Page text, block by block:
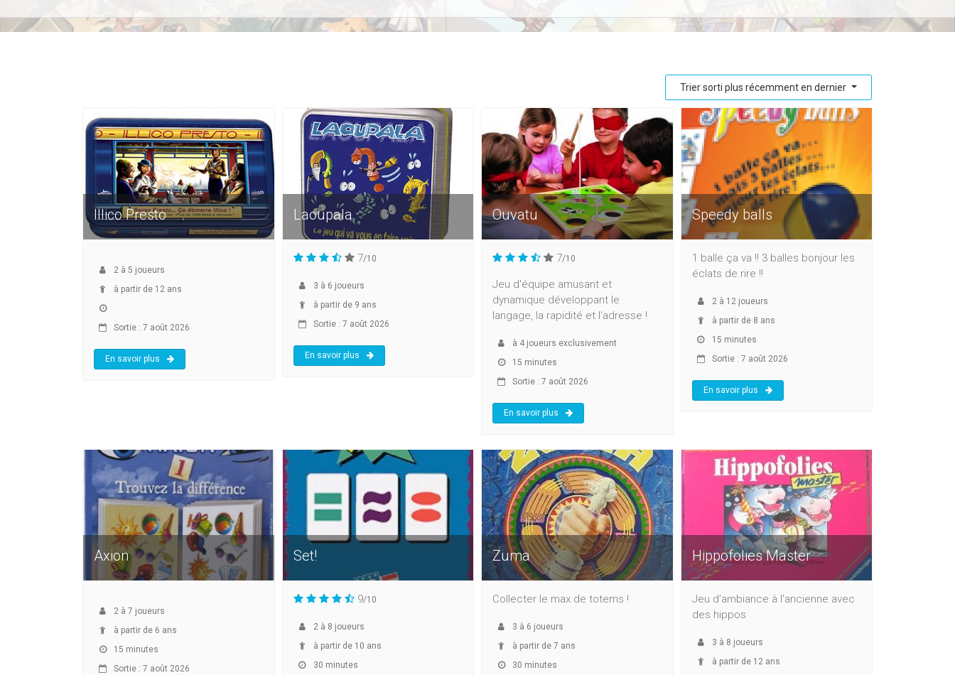
Trier sorti plus récemment en dernier
Illico Presto
2 à 5 joueurs
à partir de 12 ans
Sortie : 7 août 2026
En savoir plus
Laoupala
7/10
3 à 6 joueurs
à partir de 9 ans
Sortie : 7 août 2026
En savoir plus
Ouvatu
7/10
Jeu d'équipe amusant et
dynamique développant le
langage, la rapidité et l'adresse !
à 4 joueurs exclusivement
15 minutes
Sortie : 7 août 2026
En savoir plus
Speedy balls
1 balle ça va !! 3 balles bonjour les
éclats de rire !!
2 à 12 joueurs
à partir de 8 ans
15 minutes
Sortie : 7 août 2026
En savoir plus
Axion
2 à 7 joueurs
à partir de 6 ans
15 minutes
Sortie : 7 août 2026
Set!
9/10
2à 8 joueurs
à partir de 10 ans
30 minutes
Zuma
Collecter le max de totems !
3 à 6 joueurs
à partir de 7 ans
30 minutes
Hippofolies Master
Jeu d'ambiance à l'ancienne avec
des hippos
3 à 8 joueurs
à partir de 12 ans